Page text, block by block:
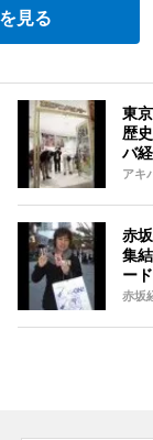
見る
東
歴
バ
アキ
赤
集
ー
赤坂